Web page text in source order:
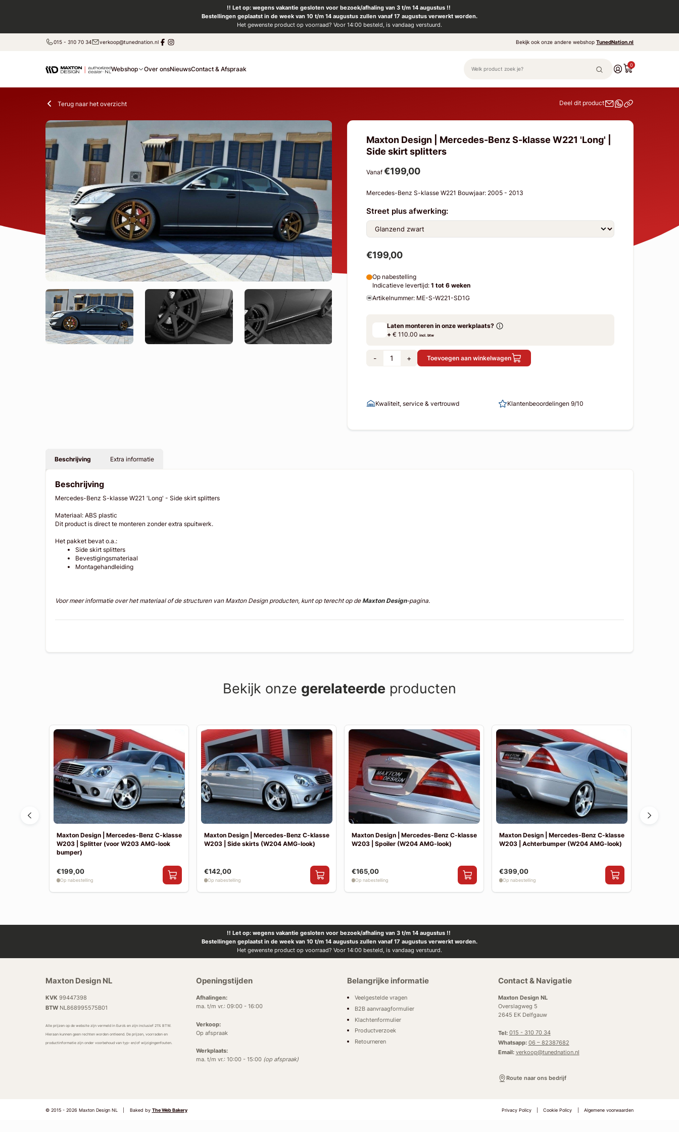
!! Let op: wegens vakantie gesloten voor bezoek/afhaling van 3 t/m 14 augustus !!
Bestellingen geplaatst in de week van 10 t/m 14 augustus zullen vanaf 17 augustus verwerkt worden.
Het gewenste product op voorraad? Voor 14:00 besteld, is vandaag verstuurd.
015 - 310 70 34 verkoop@tunednation.nl Bekijk ook onze andere webshopTunedNation.nl
Webshop Over onsNieuwsContact & Afspraak
0
Terug naar het overzicht Deel dit product
Maxton Design | Mercedes-Benz S-klasse W221 'Long' |
Side skirt splitters
Vanaf €199,00
Mercedes-Benz S-klasse W221 Bouwjaar: 2005 - 2013
Street plus afwerking:
€199,00
Op nabestelling
Indicatieve levertijd: 1 tot 6 weken
Artikelnummer: ME-S-W221-SD1G
Laten monteren in onze werkplaats?
+€ 110.00 incl. btw
- + Toevoegen aan winkelwagen
Kwaliteit, service & vertrouwd Klantenbeoordelingen 9/10
Beschrijving Extra informatie
Beschrijving
Mercedes-Benz S-klasse W221 'Long' - Side skirt splitters
Materiaal: ABS plastic
Dit product is direct te monteren zonder extra spuitwerk.
Het pakket bevat o.a.:
Side skirt splitters
Bevestigingsmateriaal
Montagehandleiding
Voor meer informatie over het materiaal of de structuren van Maxton Design producten, kunt op terecht op deMaxton Design-pagina.
Bekijk onze gerelateerde producten
Maxton Design | Mercedes-Benz C-klasse
W203 | Splitter (voor W203 AMG-look
bumper)
€199,00
Op nabestelling
Maxton Design | Mercedes-Benz C-klasse
W203 | Side skirts (W204 AMG-look)
€142,00
Op nabestelling
Maxton Design | Mercedes-Benz C-klasse
W203 | Spoiler (W204 AMG-look)
€165,00
Op nabestelling
Maxton Design | Mercedes-Benz C-klasse
W203 | Achterbumper (W204 AMG-look)
€399,00
Op nabestelling
!! Let op: wegens vakantie gesloten voor bezoek/afhaling van 3 t/m 14 augustus !!
Bestellingen geplaatst in de week van 10 t/m 14 augustus zullen vanaf 17 augustus verwerkt worden.
Het gewenste product op voorraad? Voor 14:00 besteld, is vandaag verstuurd.
Maxton Design NL
KVK 99447398
BTWNL868995575B01
Alle prijzen op de website zijn vermeld in Euro’s en zijn inclusief 21% BTW.
Hieraan kunnen geen rechten worden ontleend. De prijzen, voorraden en
productinformatie zijn onder voorbehoud van typ- en/of wijzigingenfouten.
Openingstijden
Afhalingen:
ma. t/m vr.: 09:00 - 16:00
Verkoop:
Op afspraak
Werkplaats:
ma. t/m vr.: 10:00 - 15:00 (op afspraak)
Belangrijke informatie
Veelgestelde vragen
B2B aanvraagformulier
Klachtenformulier
Productverzoek
Retourneren
Contact & Navigatie
Maxton Design NL
Overslagweg 5
2645 EK Delfgauw
Tel: 015 - 310 70 34
Whatsapp: 06 – 82387682
Email: verkoop@tunednation.nl
Route naar ons bedrijf
© 2015 - 2026 Maxton Design NL Baked by The Web Bakery Privacy Policy Cookie Policy Algemene voorwaarden